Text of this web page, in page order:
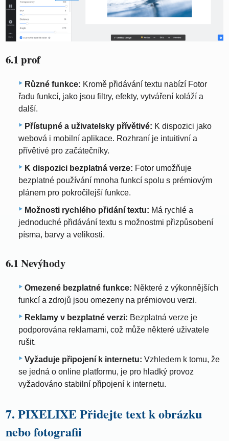
6.1 prof
Různé funkce: Kromě přidávání textu nabízí Fotor
řadu funkcí, jako jsou filtry, efekty, vytváření koláží a
další.
Přístupné a uživatelsky přívětivé: K dispozici jako
webová i mobilní aplikace. Rozhraní je intuitivní a
přívětivé pro začátečníky.
K dispozici bezplatná verze: Fotor umožňuje
bezplatné používání mnoha funkcí spolu s prémiovým
plánem pro pokročilejší funkce.
Možnosti rychlého přidání textu: Má rychlé a
jednoduché přidávání textu s možnostmi přizpůsobení
písma, barvy a velikosti.
6.1 Nevýhody
Omezené bezplatné funkce: Některé z výkonnějších
funkcí a zdrojů jsou omezeny na prémiovou verzi.
Reklamy v bezplatné verzi: Bezplatná verze je
podporována reklamami, což může některé uživatele
rušit.
Vyžaduje připojení k internetu: Vzhledem k tomu, že
se jedná o online platformu, je pro hladký provoz
vyžadováno stabilní připojení k internetu.
7. PIXELIXE Přidejte text k obrázku
nebo fotografii